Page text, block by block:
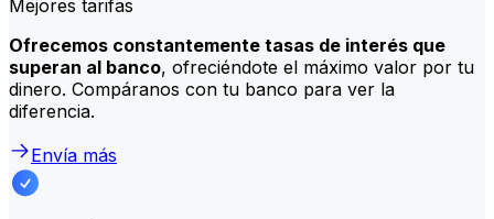
Mejores tarifas
Ofrecemos constantemente tasas de interés que
superan al banco, ofreciéndote el máximo valor por tu
dinero. Compáranos con tu banco para ver la
diferencia.
Envía más